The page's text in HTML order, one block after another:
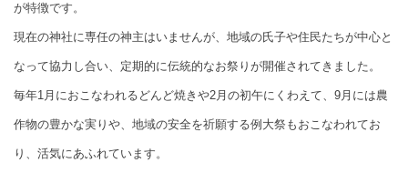
が特徴です。
現在の神社に専任の神主はいませんが、地域の氏子や住民たちが中心と
なって協力し合い、定期的に伝統的なお祭りが開催されてきました。
毎年1月におこなわれるどんど焼きや2月の初午にくわえて、9月には農
作物の豊かな実りや、地域の安全を祈願する例大祭もおこなわれてお
り、活気にあふれています。